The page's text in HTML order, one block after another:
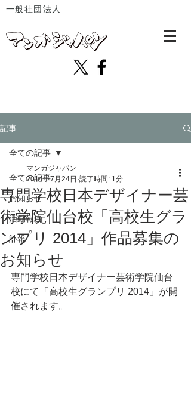
一般社団法人
記事
全ての記事
お知らせ
活動報告
訃報
全ての記事
専門学校日本デザイナー芸
術学院仙台校「高校生グラ
ンプリ 2014」作品募集の
お知らせ
マンガジャパン
2014年7月24日 読了時間: 1分
専門学校日本デザイナー芸術学院仙台
校にて「高校生グランプリ 2014」が開
催されます。